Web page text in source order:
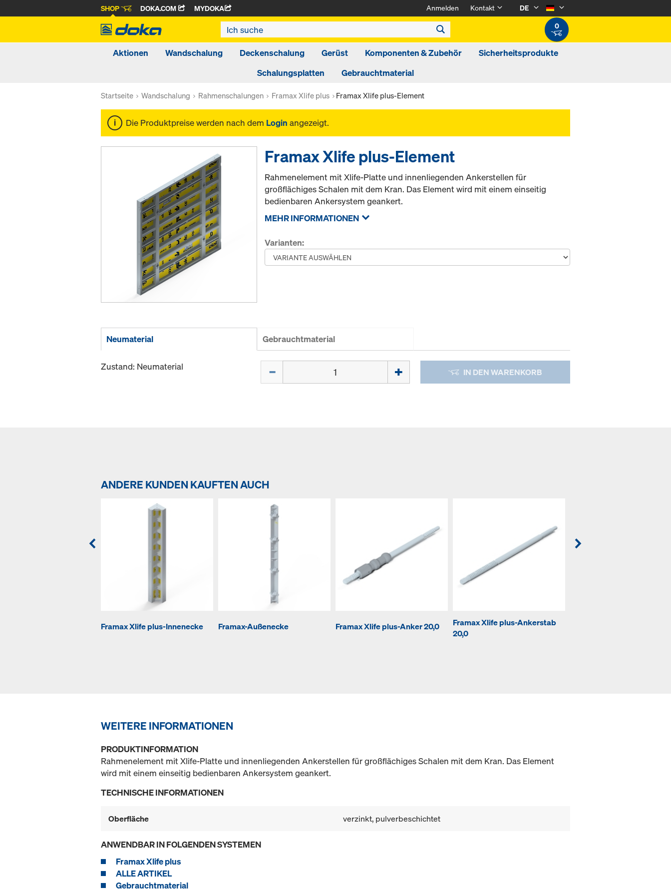
SHOP DOKA.COM MYDOKA Anmelden Kontakt
DE
0
Aktionen Wandschalung Deckenschalung Gerüst Komponenten & Zubehör
Sicherheitsprodukte
Schalungsplatten
Gebrauchtmaterial
Startseite Wandschalung Rahmenschalungen Framax Xlife plus Framax Xlife plus-Element
Die Produktpreise werden nach dem Login angezeigt.
Framax Xlife plus-Element
Rahmenelement mit Xlife-Platte und innenliegenden Ankerstellen für
großflächiges Schalen mit dem Kran. Das Element wird mit einem einseitig
bedienbaren Ankersystem geankert.
MEHR INFORMATIONEN
Varianten:
Neumaterial Gebrauchtmaterial
Zustand: Neumaterial IN DEN WARENKORB
ANDERE KUNDEN KAUFTEN AUCH
Framax Xlife plus-Innenecke Framax-Außenecke Framax Xlife plus-Anker 20,0
Framax Xlife plus-Ankerstab
20,0
WEITERE INFORMATIONEN
PRODUKTINFORMATION
Rahmenelement mit Xlife-Platte und innenliegenden Ankerstellen für großflächiges Schalen mit dem Kran. Das Element
wird mit einem einseitig bedienbaren Ankersystem geankert.
TECHNISCHE INFORMATIONEN
Oberfläche verzinkt, pulverbeschichtet
ANWENDBAR IN FOLGENDEN SYSTEMEN
Framax Xlife plus
ALLE ARTIKEL
Gebrauchtmaterial